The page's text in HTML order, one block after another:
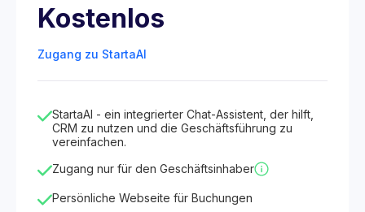
Kostenlos
Zugang zu StartaAI
StartaAI - ein integrierter Chat-Assistent, der hilft,
CRM zu nutzen und die Geschäftsführung zu
vereinfachen.
Zugang nur für den Geschäftsinhaber
Persönliche Webseite für Buchungen